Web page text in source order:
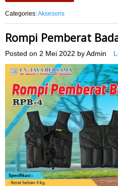
Categories:Aksesoris
Rompi Pemberat
Posted on 2 Mei 2022 by Admin